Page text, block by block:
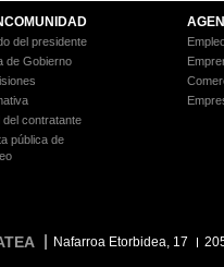
del presidente
de Gobierno
del contratante
pública de
Nafarroa Etorbidea, 17